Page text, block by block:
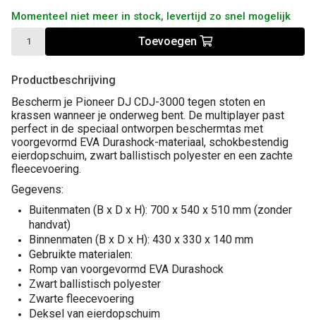
Momenteel niet meer in stock, levertijd zo snel mogelijk
Toevoegen
Productbeschrijving
Bescherm je Pioneer DJ CDJ-3000 tegen stoten en
krassen wanneer je onderweg bent. De multiplayer past
perfect in de speciaal ontworpen beschermtas met
voorgevormd EVA Durashock-materiaal, schokbestendig
eierdopschuim, zwart ballistisch polyester en een zachte
fleecevoering.
Gegevens:
Buitenmaten (B x D x H): 700 x 540 x 510 mm (zonder
handvat)
Binnenmaten (B x D x H): 430 x 330 x 140 mm
Gebruikte materialen:
Romp van voorgevormd EVA Durashock
Zwart ballistisch polyester
Zwarte fleecevoering
Deksel van eierdopschuim